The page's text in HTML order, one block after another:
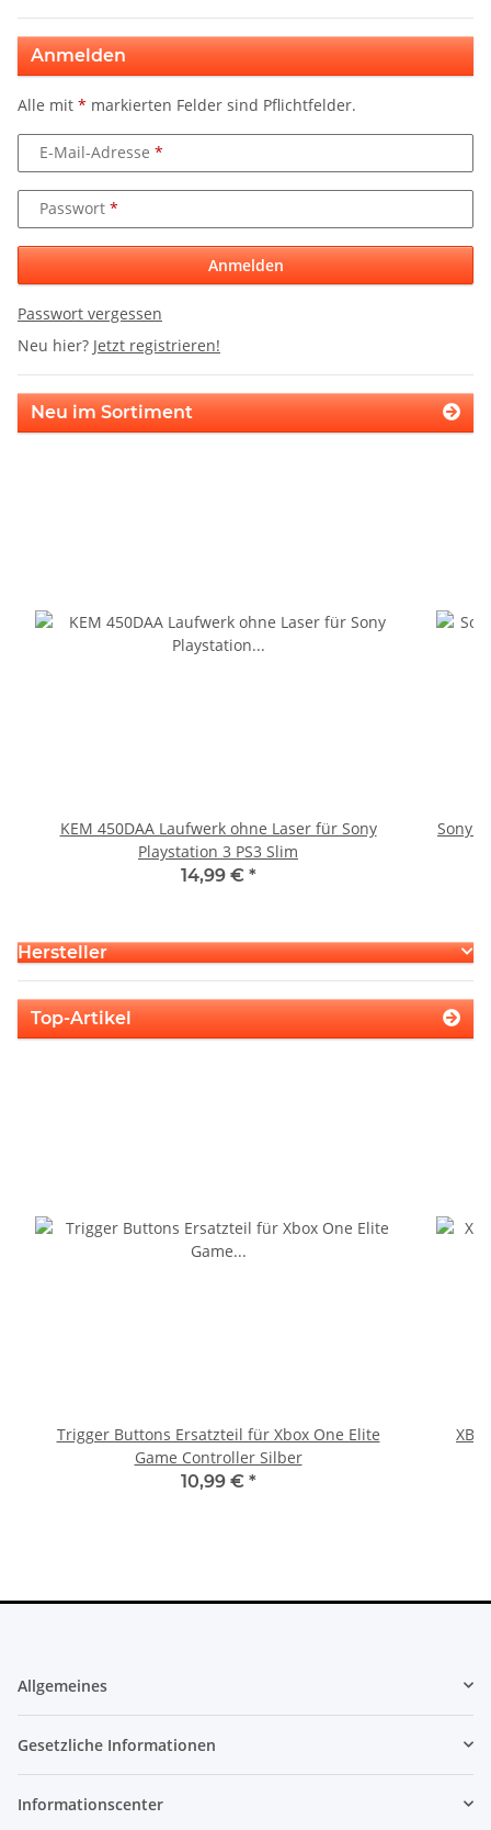
Anmelden
Alle mit * markierten Felder sind Pflichtfelder.
E-Mail-Adresse
Passwort
Anmelden
Passwort vergessen
Neu hier? Jetzt registrieren!
Neu im Sortiment
KEM 450DAA Laufwerk ohne Laser für Sony
Playstation 3 PS3 Slim
14,99 € *
Sony
Hersteller
Top-Artikel
Trigger Buttons Ersatzteil für Xbox One Elite
Game Controller Silber
10,99 € *
Allgemeines
Gesetzliche Informationen
Informationscenter